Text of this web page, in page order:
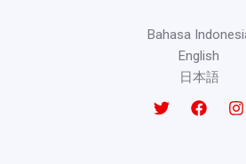
Bahasa
English
日本語